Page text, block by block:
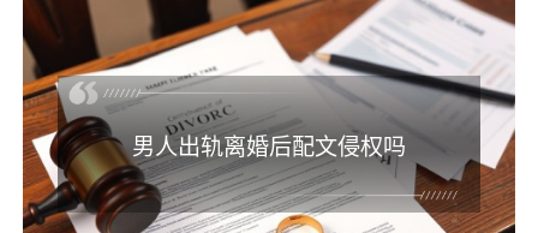
男人出轨离婚后配文侵权吗